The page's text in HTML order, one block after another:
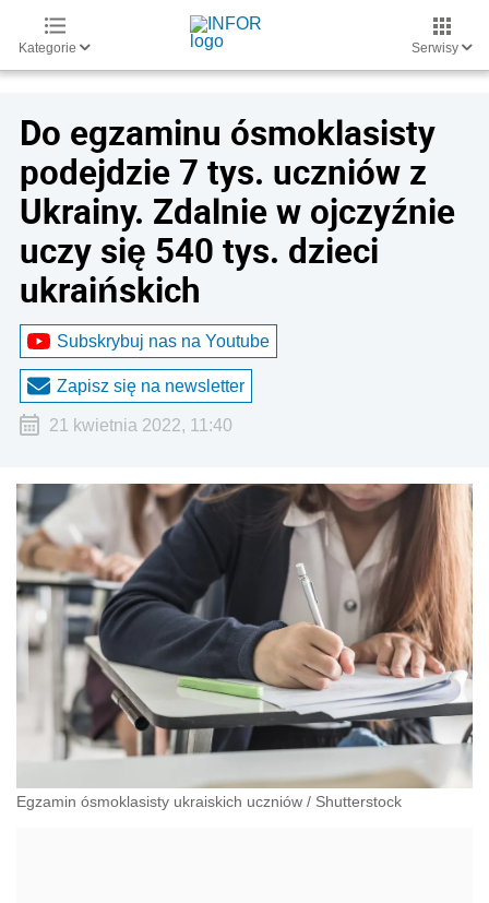
Kategorie Serwisy
Do egzaminu ósmoklasisty
podejdzie 7 tys. uczniów z
Ukrainy. Zdalnie w ojczyźnie
uczy się 540 tys. dzieci
ukraińskich
Subskrybuj nas na Youtube
Zapisz się na newsletter
21 kwietnia 2022, 11:40
Egzamin ósmoklasisty ukraiskich uczniów / Shutterstock